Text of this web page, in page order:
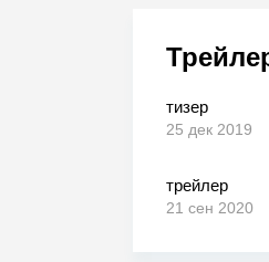
тизер
25 дек 2019
трейлер
21 сен 2020